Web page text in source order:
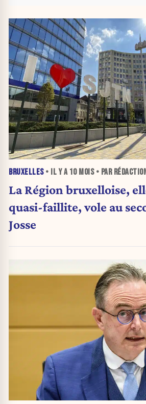
BRUXELLES• IL Y A 10 MOIS• PAR
La Région bruxelloise,
quasi-faillite, vole au
Josse